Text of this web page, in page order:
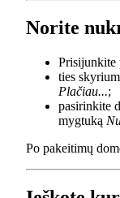
Norite
Prisijunkite
ties
Plačiau...;
pasirinkite
mygtuką
Po pakeitimų